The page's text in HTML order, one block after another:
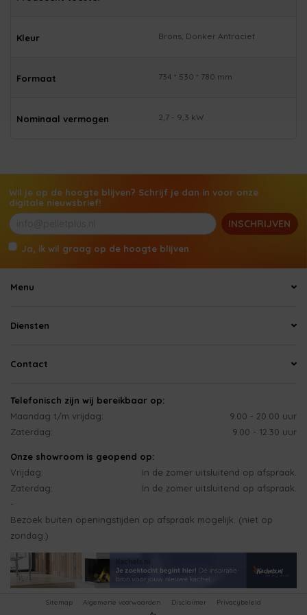
Kleur Brons, Donker Antraciet
Formaat 734 * 530 * 780 mm
Nominaal vermogen 2,7 - 9,3 kW
Wil je op de hoogte blijven? Schrijf je dan in voor onze
digitale nieuwsbrief!
INSCHRIJVEN
Ja, ik wil graag op de hoogte blijven
Menu
Diensten
Contact
Telefonisch zijn wij bereikbaar op:
Maandag t/m vrijdag:
9.00 - 20.00 uur
Zaterdag:
9.00 - 12.30 uur
Onze showroom is geopend op:
Vrijdag:
In de zomer uitsluitend op afspraak.
Zaterdag:
In de zomer uitsluitend op afspraak.
-
Bezoek buiten openingstijden op afspraak mogelijk. (niet op
zondag.)
Sitemap Algemene voorwaarden Disclaimer Privacybeleid